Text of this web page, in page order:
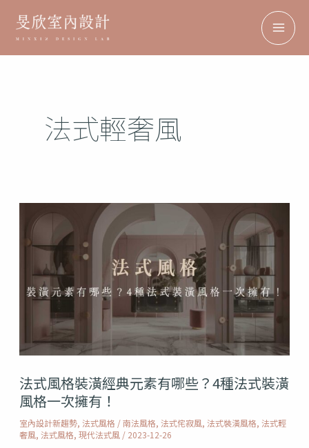
主
法式輕奢風
法式風格裝潢經典元素有哪些？4種法式裝潢
風格一次擁有！
室內設計新趨勢, 法式風格 /南法風格, 法式侘寂風, 法式裝潢風格, 法式輕
奢風, 法式風格, 現代法式風/ 2023-12-26
式
格
潢
典
元
素
搜
尋